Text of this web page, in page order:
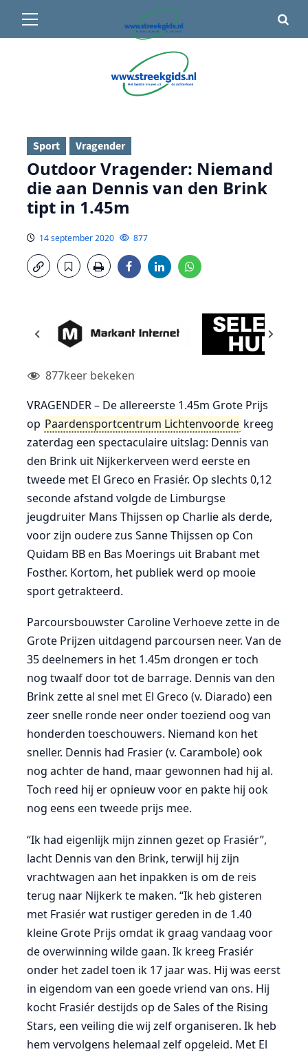
22°C• Vandaag 15° / 24°
menu
Sport Vragender
Outdoor Vragender: Niemand
die aan Dennis van den Brink
tipt in 1.45m
14 september 2020 877
877keer bekeken
VRAGENDER – De allereerste 1.45m Grote Prijs
op Paardensportcentrum Lichtenvoorde kreeg
zaterdag een spectaculaire uitslag: Dennis van
den Brink uit Nijkerkerveen werd eerste en
tweede met El Greco en Frasiér. Op slechts 0,12
seconde afstand volgde de Limburgse
jeugdruiter Mans Thijssen op Charlie als derde,
voor zijn oudere zus Sanne Thijssen op Con
Quidam BB en Bas Moerings uit Brabant met
Fosther. Kortom, het publiek werd op mooie
sport getrakteerd.
Parcoursbouwster Caroline Verhoeve zette in de
Grote Prijzen uitdagend parcoursen neer. Van de
35 deelnemers in het 1.45m drongen er toch
nog twaalf door tot de barrage. Dennis van den
Brink zette al snel met El Greco (v. Diarado) een
zeer snelle ronde neer onder toeziend oog van
honderden toeschouwers. Niemand kon het
sneller. Dennis had Frasier (v. Carambole) ook
nog achter de hand, maar gewonnen had hij al.
Toch reed hij er opnieuw voor en pakte hij ook
nog eens een tweede prijs mee.
“Ik had eigenlijk mijn zinnen gezet op Frasiér”,
lacht Dennis van den Brink, terwijl hij zijn
vrachtwagen aan het inpakken is om de reis
terug naar Nijkerk te maken. “Ik heb gisteren
met Frasiér wat rustiger gereden in de 1.40
kleine Grote Prijs omdat ik graag vandaag voor
de overwinning wilde gaan. Ik kreeg Frasiér
onder het zadel toen ik 17 jaar was. Hij was eerst
in eigendom van een goede vriend van ons. Hij
kocht Frasiér destijds op de Sales of the Rising
Stars, een veiling die wij zelf organiseren. Ik heb
hem vervolgens helemaal zelf opgeleid. Met El